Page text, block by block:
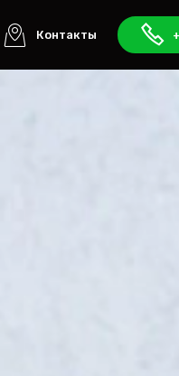
Контакты